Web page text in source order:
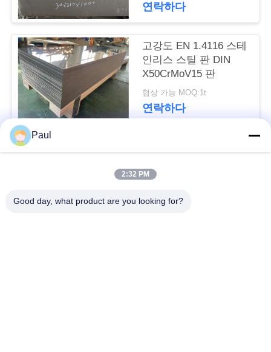
요
인
용
문
을
하
연락하다
고강도 EN 1.4116 스테
인리스 스틸 판 DIN
X50CrMoV15 판
협상 가능 MOQ:1t
연락하다
마텐 자이 트계 스테
스테인리스를 강하게
Paul
2:32 PM
Good day, what product are you looking for?